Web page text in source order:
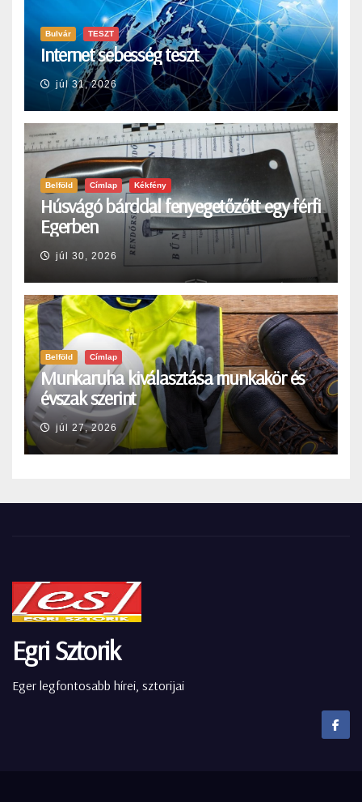
Bulvár TESZT
Internet sebesség teszt
júl 31, 2026
Belföld Címlap Kékfény
Húsvágó bárddal fenyegetőzőtt egy férfi
Egerben
júl 30, 2026
Belföld Címlap
Munkaruha kiválasztása munkakör és
évszak szerint
júl 27, 2026
Egri Sztorik
Eger legfontosabb hírei, sztorijai